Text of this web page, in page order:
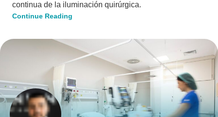
continua de la iluminación quirúrgica.
Continue Reading